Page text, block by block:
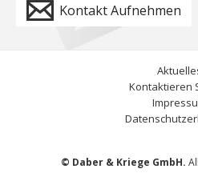
Kontakt Aufnehmen
© Daber & Kriege GmbH.
Kontaktieren